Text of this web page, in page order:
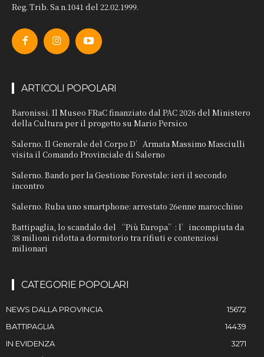
Reg. Trib. Sa n.1041 del 22.02.1999.
ARTICOLI POPOLARI
Baronissi. Il Museo FRaC finanziato dal PAC 2026 del Ministero
della Cultura per il progetto su Mario Persico
Salerno. Il Generale del Corpo D’Armata Massimo Masciulli
visita il Comando Provinciale di Salerno
Salerno. Bando per la Gestione Forestale: ieri il secondo
incontro
Salerno. Ruba uno smartphone: arrestato 26enne marocchino
Battipaglia, lo scandalo del “Più Europa”: l’incompiuta da
38 milioni ridotta a dormitorio tra rifiuti e contenziosi
milionari
CATEGORIE POPOLARI
NEWS DALLA PROVINCIA
15672
BATTIPAGLIA
14439
IN EVIDENZA
3271